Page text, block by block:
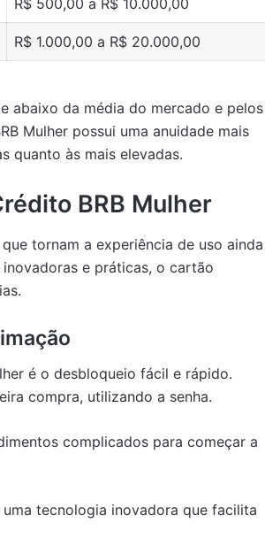
R$ 500,00 a R$ 10.000,00
R$ 1.000,00 a R$ 20.000,00
abaixo da média do mercado e pelos
Mulher possui uma anuidade mais
quanto às mais elevadas.
BRB Mulher
tornam a experiência de uso ainda
e práticas, o cartão
é o desbloqueio fácil e rápido.
compra, utilizando a senha.
complicados para começar a
tecnologia inovadora que facilita